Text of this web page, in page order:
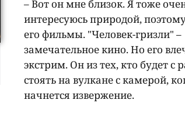
– Вот он мне близок. Я тоже
интересуюсь природой,
его фильмы. "Человек-гризли" –
замечательное кино. Но его
экстрим. Он из тех, кто будет с
стоять на вулкане с камерой,
начнется извержение.